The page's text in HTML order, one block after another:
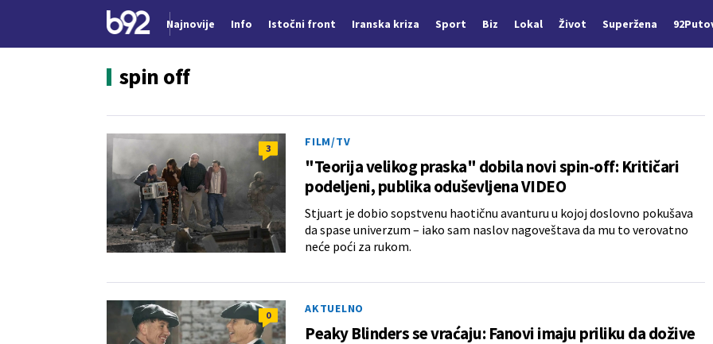
Najnovije Info Istočni front Iranska kriza Sport Biz Lokal Život Superžena
spin off
3 FILM/TV
"Teorija velikog praska" dobila novi spin-off: Kritičari
podeljeni, publika oduševljena VIDEO
Stjuart je dobio sopstvenu haotičnu avanturu u kojoj doslovno pokušava
da spase univerzum – iako sam naslov nagoveštava da mu to verovatno
neće poći za rukom.
0 AKTUELNO
Peaky Blinders se vraćaju: Fanovi imaju priliku da dožive